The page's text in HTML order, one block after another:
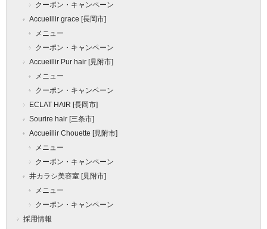
クーポン・キャンペーン
Accueillir grace [長岡市]
メニュー
クーポン・キャンペーン
Accueillir Pur hair [見附市]
メニュー
クーポン・キャンペーン
ECLAT HAIR [長岡市]
Sourire hair [三条市]
Accueillir Chouette [見附市]
メニュー
クーポン・キャンペーン
井カラシ美容室 [見附市]
メニュー
クーポン・キャンペーン
採用情報